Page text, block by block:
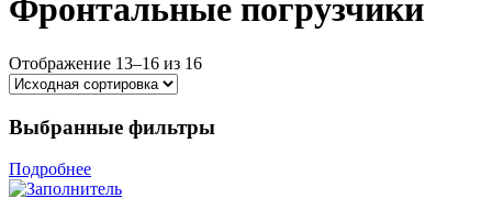
Фронтальные погрузчики
Отображение 13–16 из 16
Выбранные фильтры
Подробнее